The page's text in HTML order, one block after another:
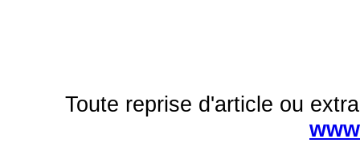
Toute reprise d'article ou